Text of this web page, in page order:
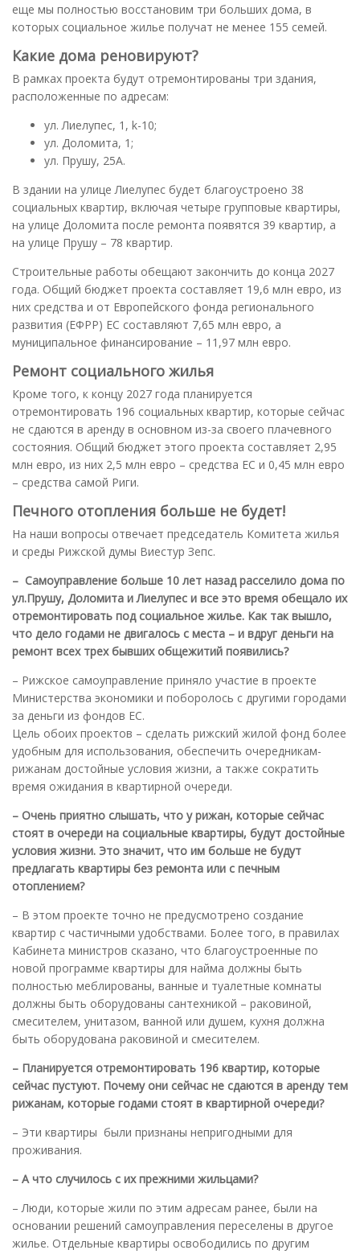
еще мы полностью восстановим три больших дома, в
которых социальное жилье получат не менее 155 семей.
Какие дома реновируют?
В рамках проекта будут отремонтированы три здания,
расположенные по адресам:
ул. Лиелупес, 1, k-10;
ул. Доломита, 1;
ул. Прушу, 25A.
В здании на улице Лиелупес будет благоустроено 38
социальных квартир, включая четыре групповые квартиры,
на улице Доломита после ремонта появятся 39 квартир, а
на улице Прушу – 78 квартир.
Строительные работы обещают закончить до конца 2027
года. Общий бюджет проекта составляет 19,6 млн евро, из
них средства и от Европейского фонда регионального
развития (ЕФРР) ЕС составляют 7,65 млн евро, а
муниципальное финансирование – 11,97 млн евро.
Ремонт социального жилья
Кроме того, к концу 2027 года планируется
отремонтировать 196 социальных квартир, которые сейчас
не сдаются в аренду в основном из-за своего плачевного
состояния. Общий бюджет этого проекта составляет 2,95
млн евро, из них 2,5 млн евро – средства ЕС и 0,45 млн евро
– средства самой Риги.
Печного отопления больше не будет!
На наши вопросы отвечает председатель Комитета жилья
и среды Рижской думы Виестур Зепс.
– Самоуправление больше 10 лет назад расселило дома по
ул.Прушу, Доломита и Лиелупес и все это время обещало их
отремонтировать под социальное жилье. Как так вышло,
что дело годами не двигалось с места – и вдруг деньги на
ремонт всех трех бывших общежитий появились?
– Рижское самоуправление приняло участие в проекте
Министерства экономики и поборолось с другими городами
за деньги из фондов ЕС.
Цель обоих проектов – сделать рижский жилой фонд более
удобным для использования, обеспечить очередникам-
рижанам достойные условия жизни, а также сократить
время ожидания в квартирной очереди.
– Очень приятно слышать, что у рижан, которые сейчас
стоят в очереди на социальные квартиры, будут достойные
условия жизни. Это значит, что им больше не будут
предлагать квартиры без ремонта или с печным
отоплением?
– В этом проекте точно не предусмотрено создание
квартир с частичными удобствами. Более того, в правилах
Кабинета министров сказано, что благоустроенные по
новой программе квартиры для найма должны быть
полностью меблированы, ванные и туалетные комнаты
должны быть оборудованы сантехникой – раковиной,
смесителем, унитазом, ванной или душем, кухня должна
быть оборудована раковиной и смесителем.
– Планируется отремонтировать 196 квартир, которые
сейчас пустуют. Почему они сейчас не сдаются в аренду тем
рижанам, которые годами стоят в квартирной очереди?
– Эти квартиры были признаны непригодными для
проживания.
– А что случилось с их прежними жильцами?
– Люди, которые жили по этим адресам ранее, были на
основании решений самоуправления переселены в другое
жилье. Отдельные квартиры освободились по другим